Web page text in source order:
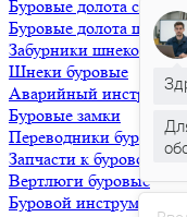
Буровые долота с
Буровые долота
Забурники шнековые
Шнеки буровые
Аварийный
Буровые замки
Переводники буровые
Запчасти к буровому
Вертлюги буровые
Буровой инструмент